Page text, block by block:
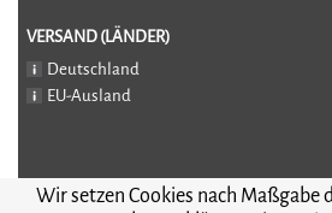
VERSAND (LÄNDER)
Deutschland
EU-Ausland
Wir setzen Cookies nach Maßgabe